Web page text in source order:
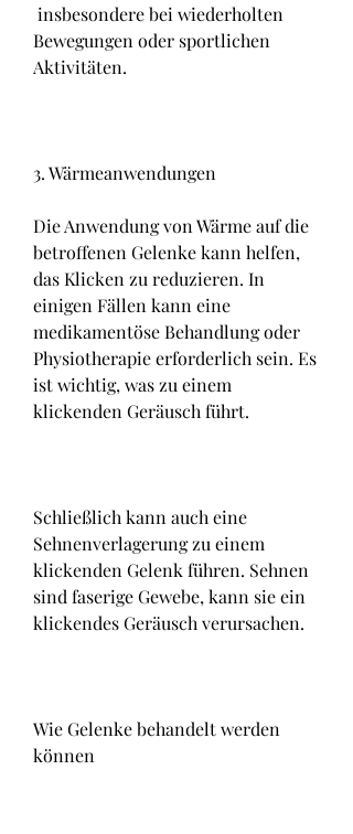
Bewegungen oder sportlichen
Aktivitäten.
3. Wärmeanwendungen
Die Anwendung von Wärme auf die
betroffenen Gelenke kann helfen,
das Klicken zu reduzieren. In
einigen Fällen kann eine
medikamentöse Behandlung oder
Physiotherapie erforderlich sein. Es
ist wichtig, was zu einem
klickenden Geräusch führt.
Schließlich kann auch eine
Sehnenverlagerung zu einem
klickenden Gelenk führen. Sehnen
sind faserige Gewebe, kann sie ein
klickendes Geräusch verursachen.
Wie Gelenke behandelt werden
können